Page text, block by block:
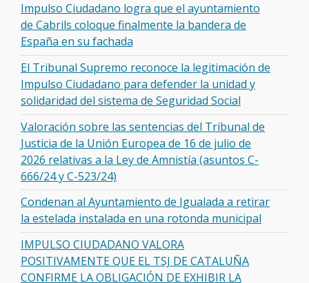
Impulso Ciudadano logra que el ayuntamiento
de Cabrils coloque finalmente la bandera de
España en su fachada
El Tribunal Supremo reconoce la legitimación de
Impulso Ciudadano para defender la unidad y
solidaridad del sistema de Seguridad Social
Valoración sobre las sentencias del Tribunal de
Justicia de la Unión Europea de 16 de julio de
2026 relativas a la Ley de Amnistía (asuntos C-
666/24 y C-523/24)
Condenan al Ayuntamiento de Igualada a retirar
la estelada instalada en una rotonda municipal
IMPULSO CIUDADANO VALORA
POSITIVAMENTE QUE EL TSJ DE CATALUÑA
CONFIRME LA OBLIGACIÓN DE EXHIBIR LA